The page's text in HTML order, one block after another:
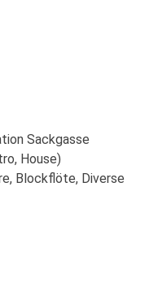
Sackgasse
House)
Blockflöte, Diverse